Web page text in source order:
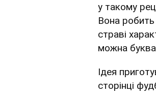
у такому
Вона
страві
можна
Ідея
сторінці